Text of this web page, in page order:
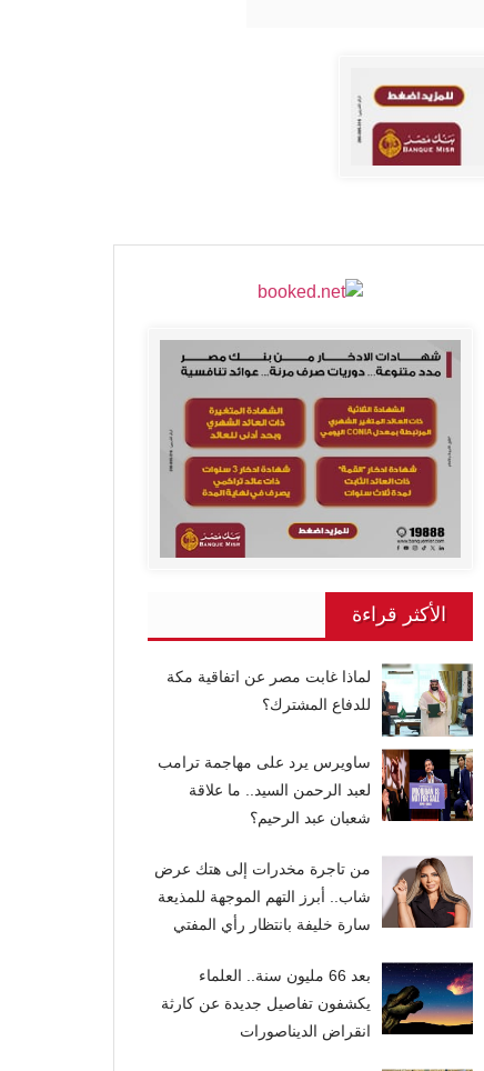
الأكثر قراءة
لماذا غابت مصر عن اتفاقية مكة
للدفاع المشترك؟
ساويرس يرد على مهاجمة ترامب
لعبد الرحمن السيد.. ما علاقة
شعبان عبد الرحيم؟
من تاجرة مخدرات إلى هتك عرض
شاب.. أبرز التهم الموجهة للمذيعة
سارة خليفة بانتظار رأي المفتي
بعد 66 مليون سنة.. العلماء
يكشفون تفاصيل جديدة عن كارثة
انقراض الديناصورات